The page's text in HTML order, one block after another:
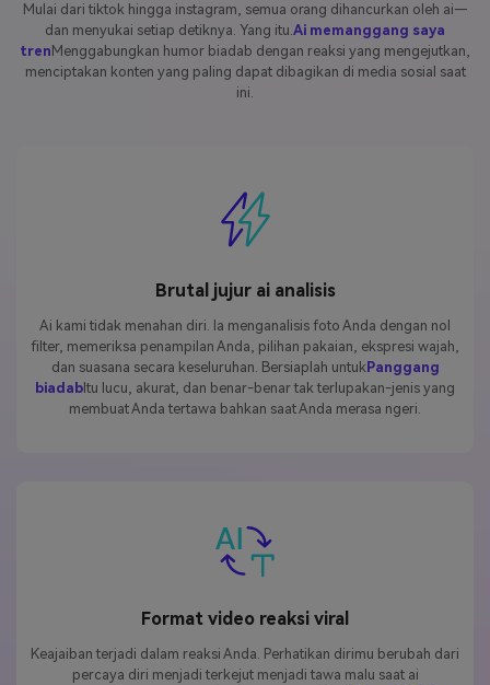
Mulai dari tiktok hingga instagram, semua orang dihancurkan oleh ai—
dan menyukai setiap detiknya. Yang itu.Ai memanggang saya
tren Menggabungkan humor biadab dengan reaksi yang mengejutkan,
menciptakan konten yang paling dapat dibagikan di media sosial saat
ini.
Brutal jujur ai analisis
Ai kami tidak menahan diri. Ia menganalisis foto Anda dengan nol
filter, memeriksa penampilan Anda, pilihan pakaian, ekspresi wajah,
dan suasana secara keseluruhan. Bersiaplah untukPanggang
biadabItu lucu, akurat, dan benar-benar tak terlupakan-jenis yang
membuat Anda tertawa bahkan saat Anda merasa ngeri.
Format video reaksi viral
Keajaiban terjadi dalam reaksi Anda. Perhatikan dirimu berubah dari
percaya diri menjadi terkejut menjadi tawa malu saat ai